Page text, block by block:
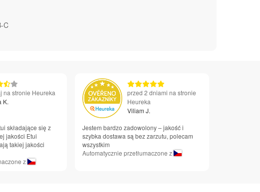
C
na stronie Heureka
K.
składające się z
jakości Etui
takiej jakości
z
przed 2 dniami na stronie
Heureka
Viliam J.
Jestem bardzo zadowolony – jakość i
szybka dostawa są bez zarzutu, polecam
wszystkim
Automatycznie przetłumaczone z